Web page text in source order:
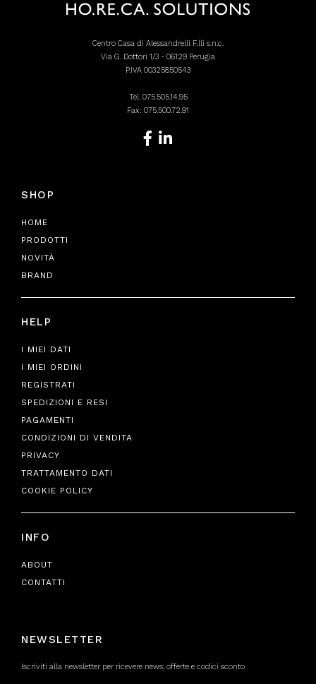
Centro Casa di Alessandrelli F.lli s.n.c.
Via G. Dottori 1/3 - 06129 Perugia
P.IVA 00325850543
Tel. 075.505.14.95
Fax: 075.500.72.91
SHOP
HOME
PRODOTTI
NOVITÀ
BRAND
HELP
I MIEI DATI
I MIEI ORDINI
REGISTRATI
SPEDIZIONI E RESI
PAGAMENTI
CONDIZIONI DI VENDITA
PRIVACY
TRATTAMENTO DATI
COOKIE POLICY
INFO
ABOUT
CONTATTI
NEWSLETTER
Iscriviti alla newsletter per ricevere news, offerte e codici sconto